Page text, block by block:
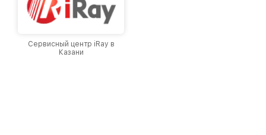
Сервисный центр iRay в
Казани